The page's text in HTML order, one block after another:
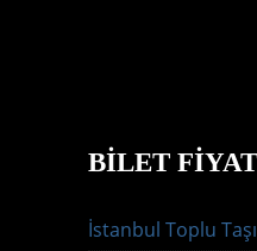
BILET
İstanbul Toplu